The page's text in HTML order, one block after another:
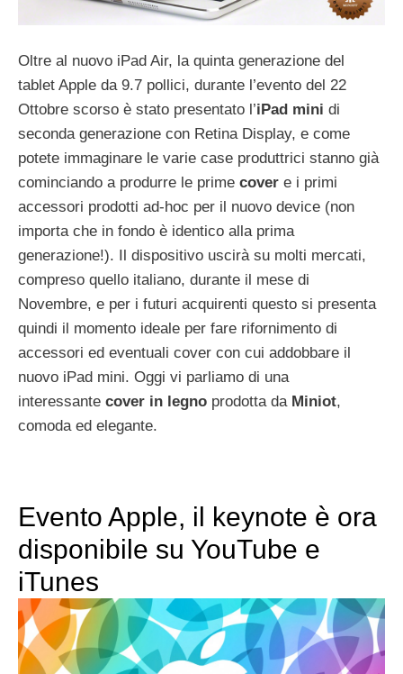
Oltre al nuovo iPad Air, la quinta generazione del
tablet Apple da 9.7 pollici, durante l’evento del 22
Ottobre scorso è stato presentato l’iPad mini di
seconda generazione con Retina Display, e come
potete immaginare le varie case produttrici stanno già
cominciando a produrre le prime cover e i primi
accessori prodotti ad-hoc per il nuovo device (non
importa che in fondo è identico alla prima
generazione!). Il dispositivo uscirà su molti mercati,
compreso quello italiano, durante il mese di
Novembre, e per i futuri acquirenti questo si presenta
quindi il momento ideale per fare rifornimento di
accessori ed eventuali cover con cui addobbare il
nuovo iPad mini. Oggi vi parliamo di una
interessante cover in legno prodotta da Miniot,
comoda ed elegante.
Evento Apple, il keynote è ora
disponibile su YouTube e
iTunes